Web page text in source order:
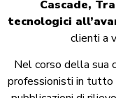
Cascade,
tecnologici
clienti a
Nel corso della sua
professionisti in tutto